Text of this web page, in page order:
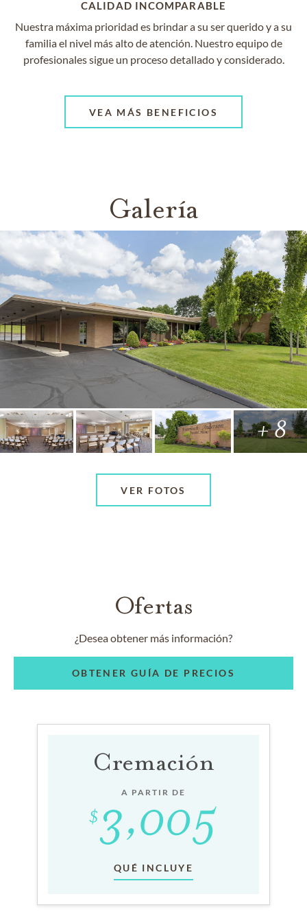
CALIDAD INCOMPARABLE
Nuestra máxima prioridad es brindar a su ser querido y a su
familia el nivel más alto de atención. Nuestro equipo de
profesionales sigue un proceso detallado y considerado.
VEA MÁS BENEFICIOS
Galería
+ 8
VER FOTOS
Ofertas
¿Desea obtener más información?
OBTENER GUÍA DE PRECIOS
Cremación
A PARTIR DE
QUÉ INCLUYE